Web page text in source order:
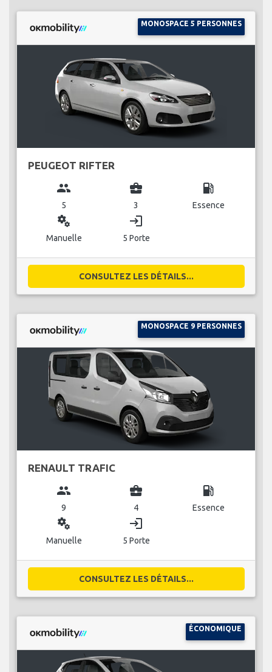
MONOSPACE 5 PERSONNES
PEUGEOT RIFTER
group
5
business_center
3
local_gas_station
Essence
miscellaneous_services
Manuelle
login
5 Porte
CONSULTEZ LES DÉTAILS...
MONOSPACE 9 PERSONNES
RENAULT TRAFIC
group
9
business_center
4
local_gas_station
Essence
miscellaneous_services
Manuelle
login
5 Porte
CONSULTEZ LES DÉTAILS...
ÉCONOMIQUE